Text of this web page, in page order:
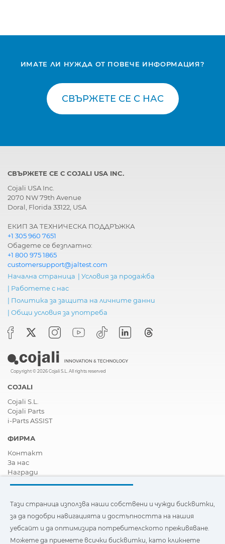
ИМАТЕ ЛИ НУЖДА ОТ ПОВЕЧЕ ИНФОРМАЦИЯ?
СВЪРЖЕТЕ СЕ С НАС
СВЪРЖЕТЕ СЕ С COJALI USA INC.
Cojali USA Inc.
2070 NW 79th Avenue
Doral, Florida 33122, USA
ЕКИП ЗА ТЕХНИЧЕСКА ПОДДРЪЖКА
+1 305 960 7651
Обадете се безплатно:
+1 800 975 1865
customersupport@jaltest.com
Начална страница | Условия за продажба
| Работете с нас
| Политика за защита на личните данни
| Общи условия за употреба
Copyright © 2026 Cojali S.L. All rights reserved
COJALI
Cojali S.L.
Cojali Parts
i-Parts ASSIST
ФИРМА
Контакт
За нас
Награди
Станете дистрибутор
Новини
Видеа
FAQ - Често задавани въпроси
Тази страница използва наши собствени и чужди бисквитки,
за да подобри навигацията и достъпността на нашия
уебсайт и да оптимизира потребителското преживяване.
Можете да приемете всички бисквитки, като кликнете